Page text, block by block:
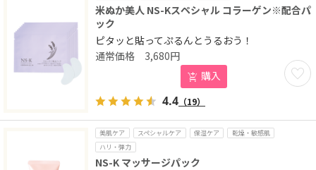
米ぬか美人 NS-Kスペシャル コラーゲン※配合パ
ック
ピタッと貼ってぷるんとうるおう！
お気
3,680円
購入
4.4 （19）
美肌ケア スペシャルケア 保湿ケア
乾燥・敏感肌
ハリ・弾力
NS-K マッサージパック